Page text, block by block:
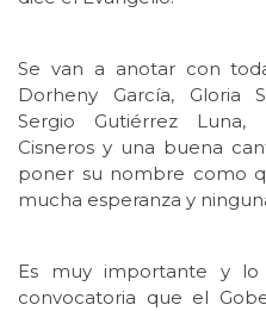
Se van a anotar con
Dorheny García, Gloria
Sergio Gutiérrez Luna,
Cisneros y una buena
poner su nombre como
mucha esperanza y
Es muy importante y lo
convocatoria que el